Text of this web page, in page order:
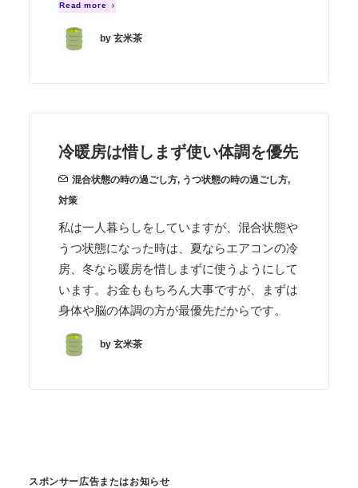
Read more
by 玄米茶
冷暖房は惜しまず使い体調を優先
混合状態の時の過ごし方, うつ状態の時の過ごし方,
対策
私は一人暮らしをしていますが、混合状態や
うつ状態になった時は、夏ならエアコンの冷
房、冬なら暖房を惜しまずに使うようにして
います。お金ももちろん大事ですが、まずは
身体や脳の体調の方が最優先だからです。
by 玄米茶
スポンサー広告またはお知らせ